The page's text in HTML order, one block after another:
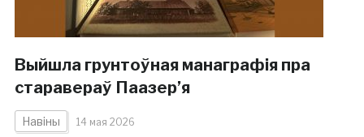
Выйшла грунтоўная манаграфія пра
старавераў Паазер’я
Навіны 14 мая 2026